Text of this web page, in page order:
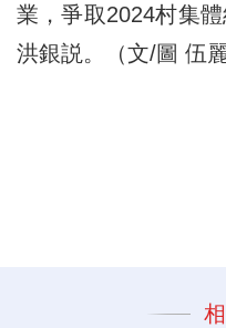
業，爭取2024村集
洪銀説。（文/圖 伍